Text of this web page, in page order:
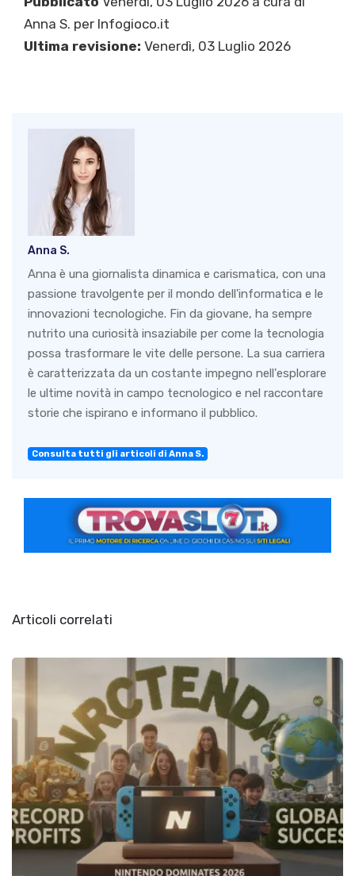
Anna S. per Infogioco.it
Ultima revisione: Venerdì, 03 Luglio 2026
Anna S.
Anna è una giornalista dinamica e carismatica, con una
passione travolgente per il mondo dell'informatica e le
innovazioni tecnologiche. Fin da giovane, ha sempre
nutrito una curiosità insaziabile per come la tecnologia
possa trasformare le vite delle persone. La sua carriera
è caratterizzata da un costante impegno nell'esplorare
le ultime novità in campo tecnologico e nel raccontare
storie che ispirano e informano il pubblico.
Consulta tutti gli articoli di Anna S.
Articoli correlati